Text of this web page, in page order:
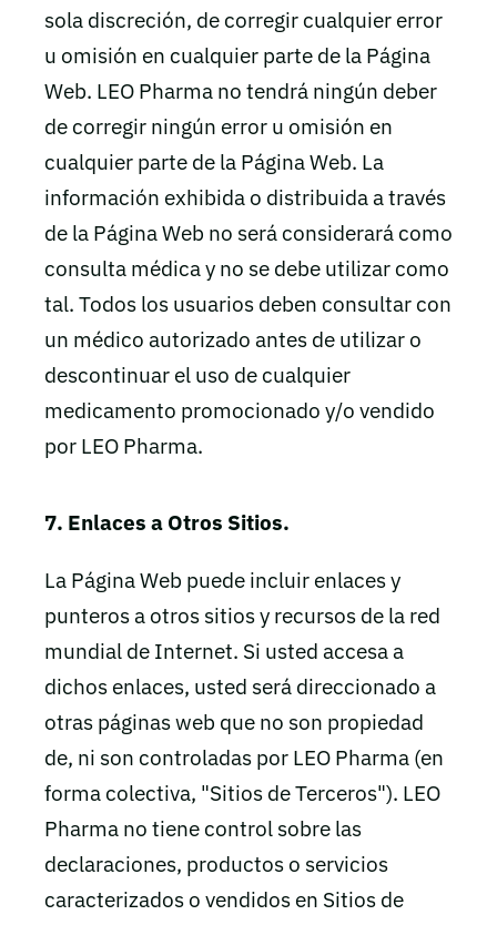
sola discreción, de corregir cualquier error
u omisión en cualquier parte de la Página
Web. LEO Pharma no tendrá ningún deber
de corregir ningún error u omisión en
cualquier parte de la Página Web. La
información exhibida o distribuida a través
de la Página Web no será considerará como
consulta médica y no se debe utilizar como
tal. Todos los usuarios deben consultar con
un médico autorizado antes de utilizar o
descontinuar el uso de cualquier
medicamento promocionado y/o vendido
por LEO Pharma.
7. Enlaces a Otros Sitios.
La Página Web puede incluir enlaces y
punteros a otros sitios y recursos de la red
mundial de Internet. Si usted accesa a
dichos enlaces, usted será direccionado a
otras páginas web que no son propiedad
de, ni son controladas por LEO Pharma (en
forma colectiva, "Sitios de Terceros"). LEO
Pharma no tiene control sobre las
declaraciones, productos o servicios
caracterizados o vendidos en Sitios de